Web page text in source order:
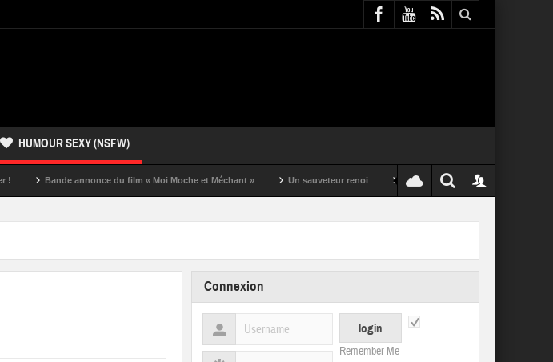
HUMOUR SEXY (NSFW)
Bande annonce du film « Moi Moche et Méchant » Un sauveteur renoi Un puching ball pas comme les autres
Connexion
Remember Me